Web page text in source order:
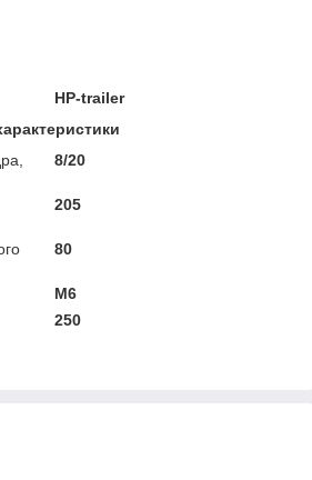
HP-trailer
8/20
205
80
М6
250